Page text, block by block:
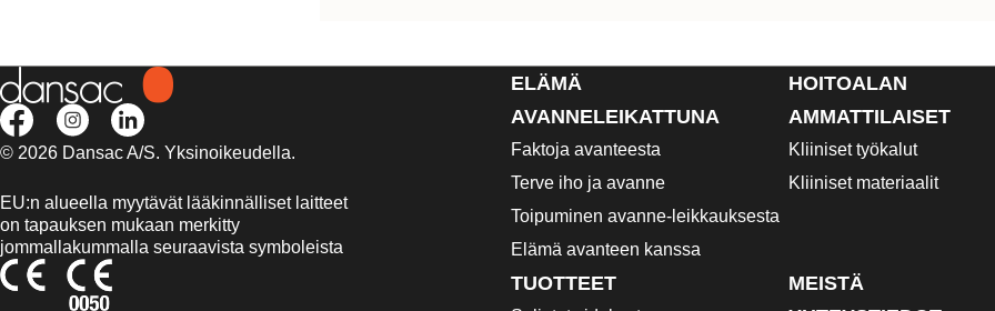
© 2026 Dansac A/S. Yksinoikeudella.
EU:n alueella myytävät lääkinnälliset laitteet
on tapauksen mukaan merkitty
jommallakummalla seuraavista symboleista
ELÄMÄ
AVANNELEIKATTUNA
Faktoja avanteesta
Terve iho ja avanne
Toipuminen avanne-leikkauksesta
Elämä avanteen kanssa
HOITOALAN
AMMATTILAISET
Kliiniset työkalut
Kliiniset materiaalit
TUOTTEET
MEISTÄ